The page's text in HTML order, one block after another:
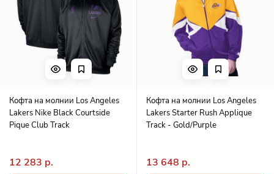
Кофта на молнии Los Angeles
Lakers Nike Black Courtside
Pique Club Track
12 283 р.
Кофта на молнии Los Angeles
Lakers Starter Rush Applique
Track - Gold/Purple
13 648 р.